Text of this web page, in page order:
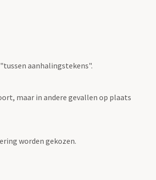
aanhalingstekens".
maar in andere gevallen op plaats
worden gekozen.